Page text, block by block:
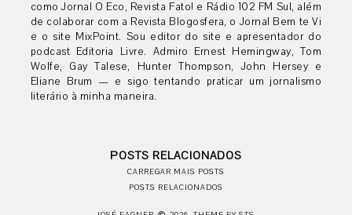
como Jornal O Eco, Revista Fato! e Rádio 102 FM Sul, além
de colaborar com a Revista Blogosfera, o Jornal Bem te Vi
e o site MixPoint. Sou editor do site e apresentador do
podcast Editoria Livre. Admiro Ernest Hemingway, Tom
Wolfe, Gay Talese, Hunter Thompson, John Hersey e
Eliane Brum — e sigo tentando praticar um jornalismo
literário à minha maneira.
POSTS RELACIONADOS
CARREGAR MAIS POSTS
POSTS RELACIONADOS